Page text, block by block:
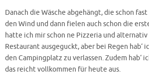
Danach die Wäsche abgehängt, die schon
den Wind und dann fielen auch schon die
hatte ich mir schon ne Pizzeria und alternativ
Restaurant ausgeguckt, aber bei Regen
den Campingplatz zu verlassen. Zudem hab‘
das reicht vollkommen für heute aus.